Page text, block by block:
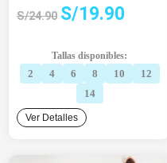
S/24.90
El
era:
S/24.90.
S/19.90
es:
S/19.90.
Tallas disponibles:
2 4 6 8 10
12
14
Ver Detalles